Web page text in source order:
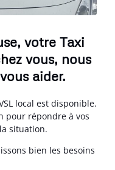
votre Taxi
vous, nous
aider.
local est disponible.
pour répondre à vos
situation.
bien les besoins